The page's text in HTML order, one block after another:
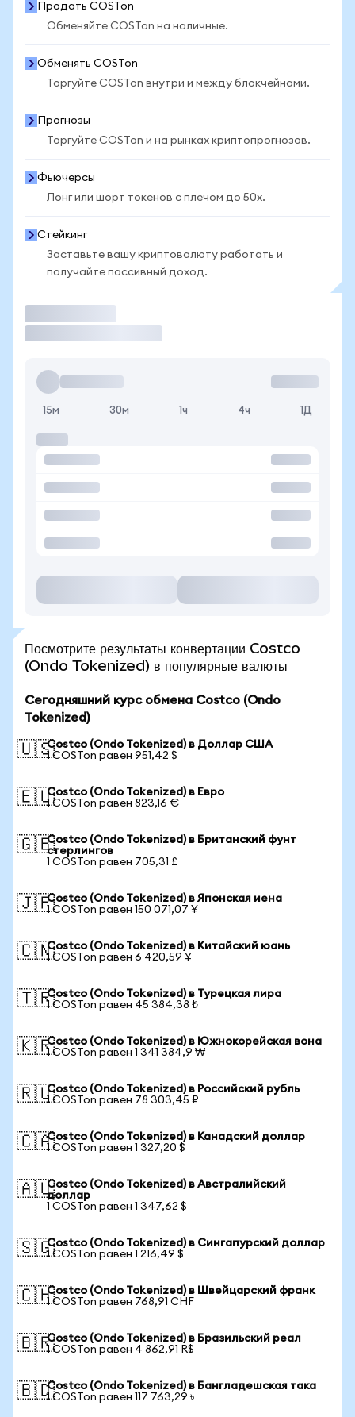
Продать COSTon
Обменяйте COSTon на наличные.
Обменять COSTon
Торгуйте COSTon внутри и между блокчейнами.
Прогнозы
Торгуйте COSTon и на рынках криптопрогнозов.
Фьючерсы
Лонг или шорт токенов с плечом до 50x.
Стейкинг
Заставьте вашу криптовалюту работать и
получайте пассивный доход.
15м 30м 1ч 4ч 1Д
Посмотрите результаты конвертации Costco
(Ondo Tokenized) в популярные валюты
Сегодняшний курс обмена Costco (Ondo
Tokenized)
🇺🇸Costco (Ondo Tokenized) в Доллар США
1 COSTon равен 951,42 $
🇪🇺Costco (Ondo Tokenized) в Евро
1 COSTon равен 823,16 €
🇬🇧Costco (Ondo Tokenized) в Британский фунт
стерлингов
1 COSTon равен 705,31 £
🇯🇵Costco (Ondo Tokenized) в Японская иена
1 COSTon равен 150 071,07 ¥
🇨🇳Costco (Ondo Tokenized) в Китайский юань
1 COSTon равен 6 420,59 ¥
🇹🇷Costco (Ondo Tokenized) в Турецкая лира
1 COSTon равен 45 384,38 ₺
🇰🇷Costco (Ondo Tokenized) в Южнокорейская вона
1 COSTon равен 1 341 384,9 ₩
🇷🇺Costco (Ondo Tokenized) в Российский рубль
1 COSTon равен 78 303,45 ₽
🇨🇦Costco (Ondo Tokenized) в Канадский доллар
1 COSTon равен 1 327,20 $
🇦🇺Costco (Ondo Tokenized) в Австралийский
доллар
1 COSTon равен 1 347,62 $
🇸🇬Costco (Ondo Tokenized) в Сингапурский доллар
1 COSTon равен 1 216,49 $
🇨🇭Costco (Ondo Tokenized) в Швейцарский франк
1 COSTon равен 768,91 CHF
🇧🇷Costco (Ondo Tokenized) в Бразильский реал
1 COSTon равен 4 862,91 R$
🇧🇩Costco (Ondo Tokenized) в Бангладешская така
1 COSTon равен 117 763,29 ৳